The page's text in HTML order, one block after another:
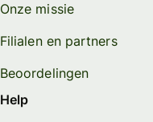
Onze missie
Filialen en partners
Beoordelingen
Help